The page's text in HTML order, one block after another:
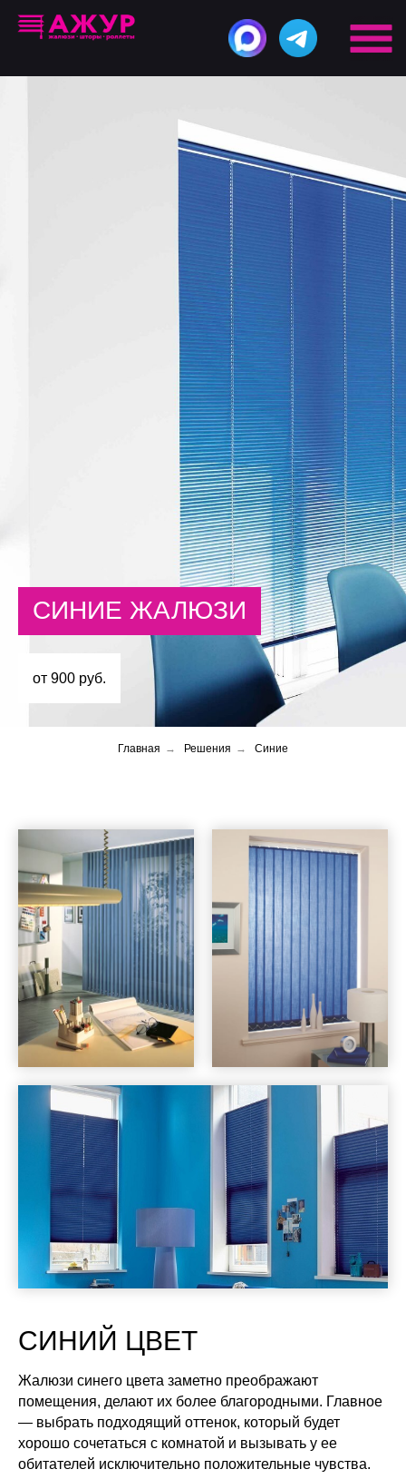
СИНИЕ ЖАЛЮЗИ
от 900 руб.
Главная → Решения → Синие
СИНИЙ ЦВЕТ
Жалюзи синего цвета заметно преображают
помещения, делают их более благородными. Главное
— выбрать подходящий оттенок, который будет
хорошо сочетаться с комнатой и вызывать у ее
обитателей исключительно положительные чувства.